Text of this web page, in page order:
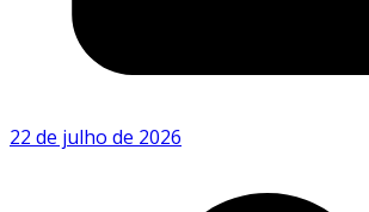
22 de julho de 2026